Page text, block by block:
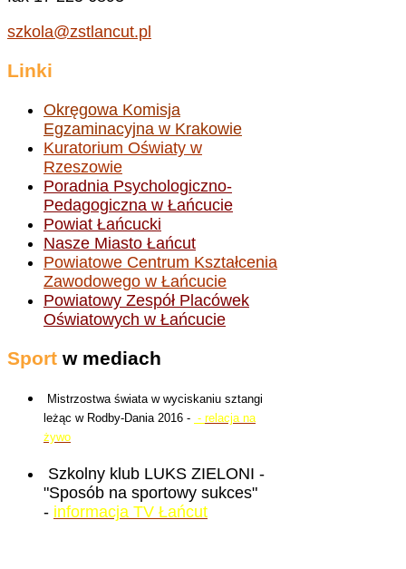
szkola@zstlancut.pl
Linki
Okręgowa Komisja
Egzaminacyjna w Krakowie
Kuratorium Oświaty w
Rzeszowie
Poradnia Psychologiczno-
Pedagogiczna w Łańcucie
Powiat Łańcucki
Nasze Miasto Łańcut
Powiatowe Centrum Kształcenia
Zawodowego w Łańcucie
Powiatowy Zespół Placówek
Oświatowych w Łańcucie
Sport w mediach
Mistrzostwa świata w wyciskaniu sztangi
leżąc w Rodby-Dania 2016 - - relacja na
żywo
Szkolny klub LUKS ZIELONI -
"Sposób na sportowy sukces"
- informacja TV Łańcut